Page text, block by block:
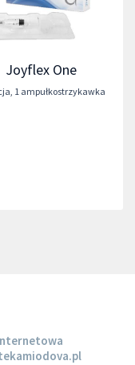
Joyflex One
, 1 ampułkostrzykawka